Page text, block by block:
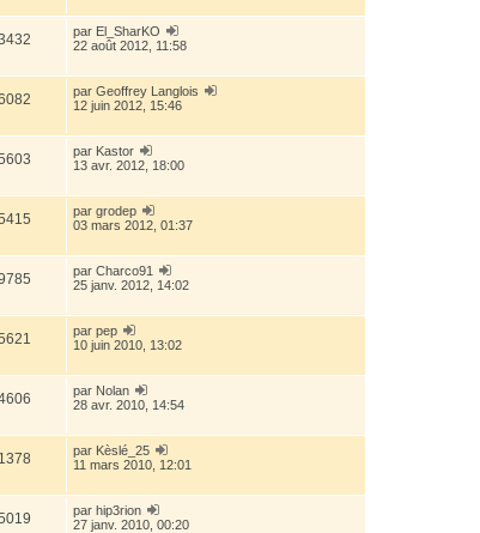
par El_SharKO
22 août 2012, 11:58
par Geoffrey Langlois
12 juin 2012, 15:46
par Kastor
13 avr. 2012, 18:00
par grodep
03 mars 2012, 01:37
par Charco91
25 janv. 2012, 14:02
par pep
10 juin 2010, 13:02
par Nolan
28 avr. 2010, 14:54
par Kèslé_25
11 mars 2010, 12:01
par hip3rion
27 janv. 2010, 00:20